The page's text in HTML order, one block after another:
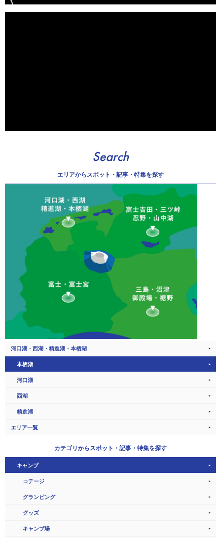
Search
エリアからスポット・記事・特集を探す
河口湖・西湖・精進湖・本栖湖
本栖湖
河口湖
西湖
精進湖
エリア一覧
カテゴリから スポット・記事・特集を探す
キャンプ
コテージ
グランピング
グッズ
キャンプ場